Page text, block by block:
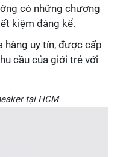
có những chương
kiệm đáng kể.
hàng uy tín, được cấp
cầu của giới trẻ với
tại HCM